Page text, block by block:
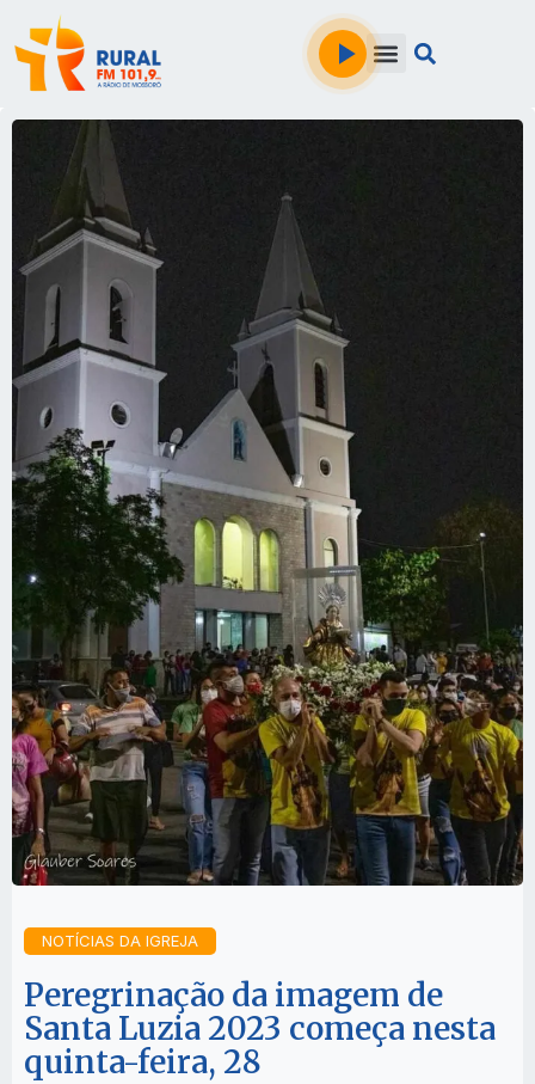
NOTÍCIAS DA IGREJA
Peregrinação da imagem de
Santa Luzia 2023 começa nesta
quinta-feira, 28